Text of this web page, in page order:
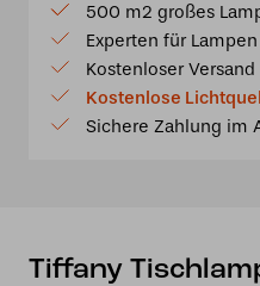
Bologna
15
-
p39
Menge
500 m2 großes
Experten für
Kostenloser
Kostenlose
Sichere Zahlung im
Tiffany